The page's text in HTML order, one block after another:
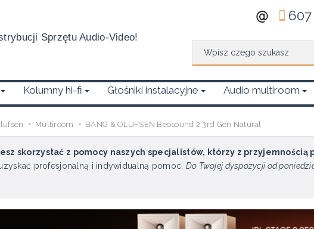
Sprzętu Audio-Video!
Kolumny hi-fi Głośniki instalacyjne Audio multiroom
Multiroom BANG & OLUFSEN Beosound 2 3rd Gen Natural
skorzystać z pomocy naszych specjalistów, którzy z przyjemnością
profesjonalną i indywidualną pomoc. Do Twojej dyspozycji od